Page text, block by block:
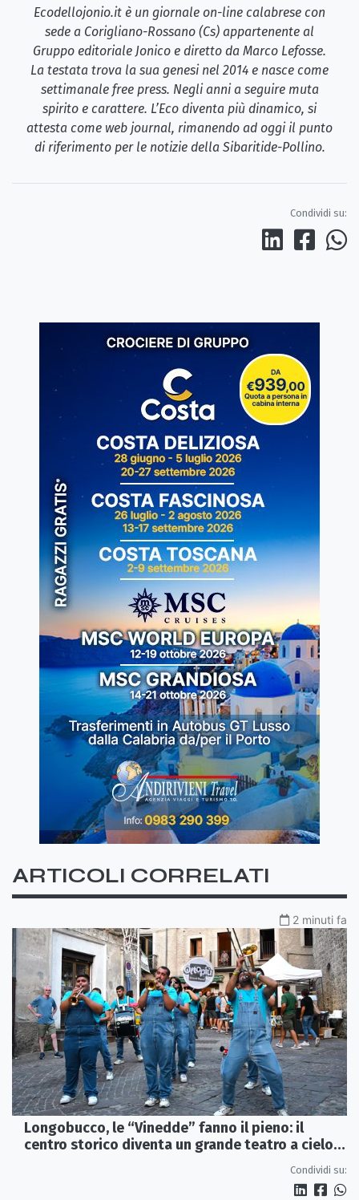
Ecodellojonio.it è un giornale on-line calabrese con
sede a Corigliano-Rossano (Cs) appartenente al
Gruppo editoriale Jonico e diretto da Marco Lefosse.
La testata trova la sua genesi nel 2014 e nasce come
settimanale free press. Negli anni a seguire muta
spirito e carattere. L’Eco diventa più dinamico, si
attesta come web journal, rimanendo ad oggi il punto
di riferimento per le notizie della Sibaritide-Pollino.
Condividi su:
ARTICOLI CORRELATI
2 minuti fa
Longobucco, le “Vinedde” fanno il pieno: il
centro storico diventa un grande teatro a cielo
Condividi su: